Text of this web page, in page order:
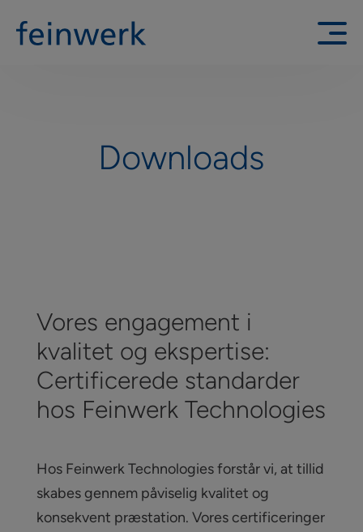
Downloads
Vores engagement i
kvalitet og ekspertise:
Certificerede standarder
hos Feinwerk Technologies
Hos Feinwerk Technologies forstår vi, at tillid
skabes gennem påviselig kvalitet og
konsekvent præstation. Vores certificeringer